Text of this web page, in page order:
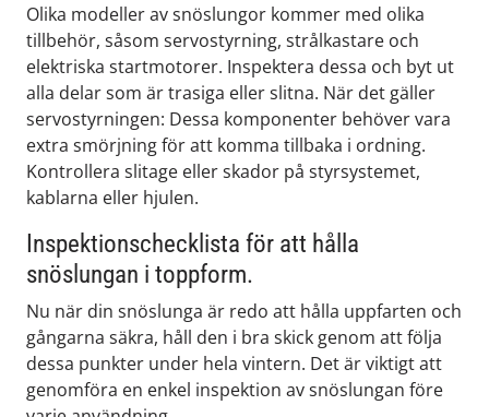
Olika modeller av snöslungor kommer med olika
tillbehör, såsom servostyrning, strålkastare och
elektriska startmotorer. Inspektera dessa och byt ut
alla delar som är trasiga eller slitna. När det gäller
servostyrningen: Dessa komponenter behöver vara
extra smörjning för att komma tillbaka i ordning.
Kontrollera slitage eller skador på styrsystemet,
kablarna eller hjulen.
Inspektionschecklista för att hålla
snöslungan i toppform.
Nu när din snöslunga är redo att hålla uppfarten och
gångarna säkra, håll den i bra skick genom att följa
dessa punkter under hela vintern. Det är viktigt att
genomföra en enkel inspektion av snöslungan före